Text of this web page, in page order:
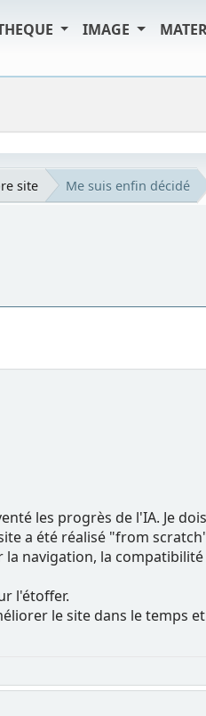
IMAGE
site Me suis enfin décidé
les progrès de l'IA. Je
a été réalisé "from
navigation, la
l'étoffer.
le site dans le temps